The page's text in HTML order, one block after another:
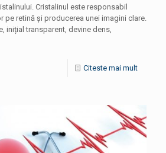
Cristalinul este responsabil
pe retină și producerea unei imagini clare.
inițial transparent, devine dens,
Citeste mai mult